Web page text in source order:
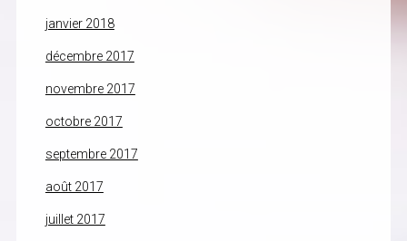
janvier 2018
décembre 2017
novembre 2017
octobre 2017
septembre 2017
août 2017
juillet 2017